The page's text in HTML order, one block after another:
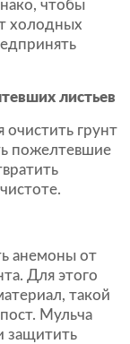
чтобы
холодных
листьев
грунт
пожелтевшие
анемоны от
Для этого
такой
Мульча
защитить